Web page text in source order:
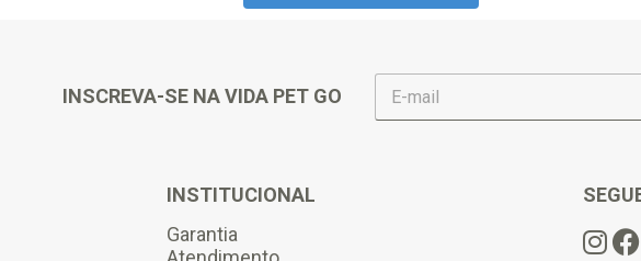
INSCREVA-SE NA VIDA PET GO
E
m
INSTITUCIONAL
Garantia